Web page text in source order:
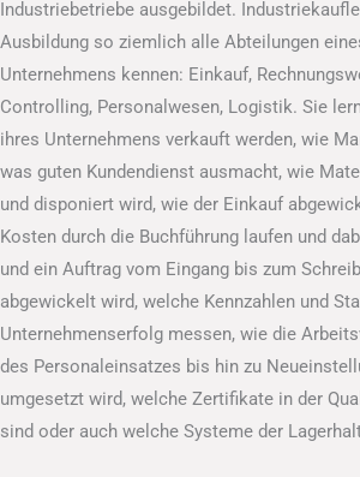
Industriebetriebe ausgebildet.
Ausbildung so ziemlich alle Abteilungen
Unternehmens kennen: Einkauf,
Controlling, Personalwesen, Logistik. Sie
ihres Unternehmens verkauft werden, wie
was guten Kundendienst ausmacht, wie
und disponiert wird, wie der Einkauf
Kosten durch die Buchführung laufen und
und ein Auftrag vom Eingang bis zum
abgewickelt wird, welche Kennzahlen und
Unternehmenserfolg messen, wie die
des Personaleinsatzes bis hin zu
umgesetzt wird, welche Zertifikate in der
sind oder auch welche Systeme der